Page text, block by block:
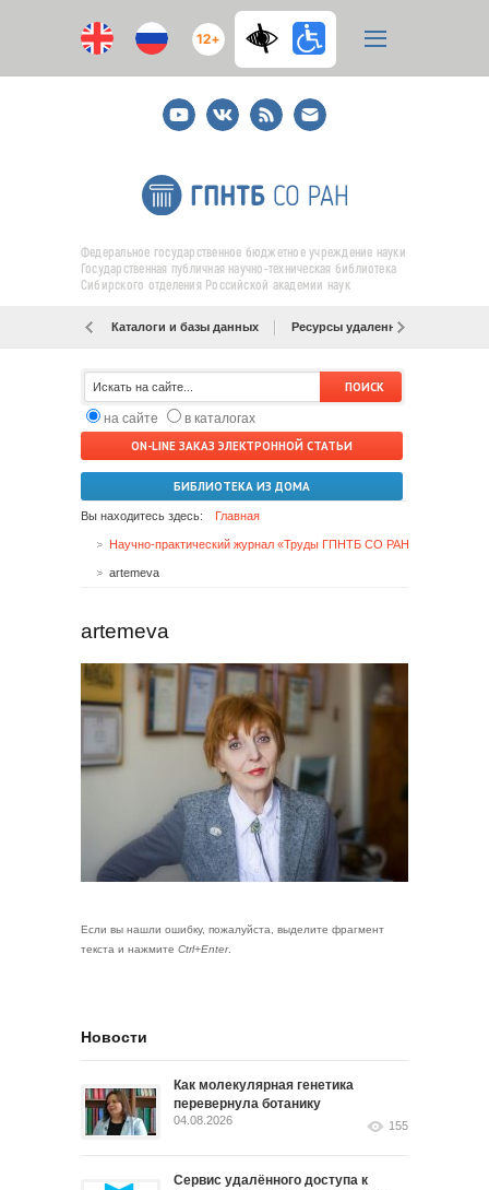
12+
YoutubeВКонтакте
RSS
E-
mail
подписка
Федеральное государственное бюджетное учреждение науки
Государственная публичная научно-техническая библиотека
Сибирского отделения Российской академии наук
Каталоги и базы данных Ресурсы удаленного доступа
на сайте
в каталогах
ON-LINE ЗАКАЗ ЭЛЕКТРОННОЙ СТАТЬИ
БИБЛИОТЕКА ИЗ ДОМА
Вы находитесь здесь: Главная
Научно-практический журнал «Труды ГПНТБ СО РАН»
artemeva
artemeva
Если вы нашли ошибку, пожалуйста, выделите фрагмент
текста и нажмите Ctrl+Enter.
Новости
Как молекулярная генетика
перевернула ботанику
04.08.2026 155
Сервис удалённого доступа к